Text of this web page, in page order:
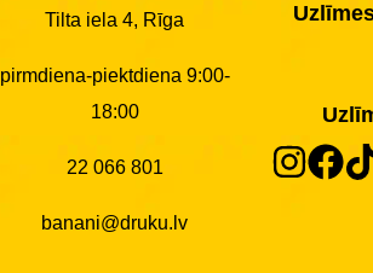
Tilta iela 4, Rīga
pirmdiena-piektdiena 9:00-
18:00
22 066 801
banani@druku.lv